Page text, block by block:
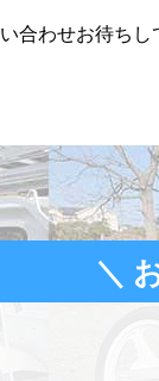
合わせお待ちし
＼